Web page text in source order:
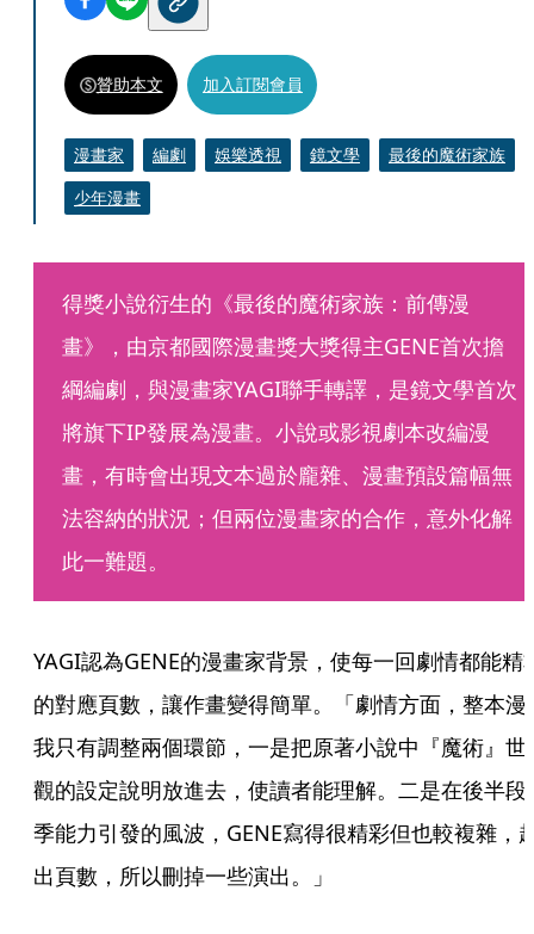
贊助本文 加入訂閱會員
漫畫家 編劇 娛樂透視 鏡文學
最後的魔術家族
少年漫畫
得獎小說衍生的《最後的魔術家族：前傳漫
畫》，由京都國際漫畫獎大獎得主GENE首次擔
綱編劇，與漫畫家YAGI聯手轉譯，是鏡文學首次
將旗下IP發展為漫畫。小說或影視劇本改編漫
畫，有時會出現文本過於龐雜、漫畫預設篇幅無
法容納的狀況；但兩位漫畫家的合作，意外化解
此一難題。
YAGI認為GENE的漫畫家背景，使每一回劇情都能精
的對應頁數，讓作畫變得簡單。「劇情方面，整本漫
我只有調整兩個環節，一是把原著小說中『魔術』世
觀的設定說明放進去，使讀者能理解。二是在後半段
季能力引發的風波，GENE寫得很精彩但也較複雜，
出頁數，所以刪掉一些演出。」